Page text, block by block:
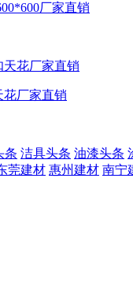
厂家直销
花厂家直销
条 洁具头条 油漆头条
莞建材 惠州建材 南宁